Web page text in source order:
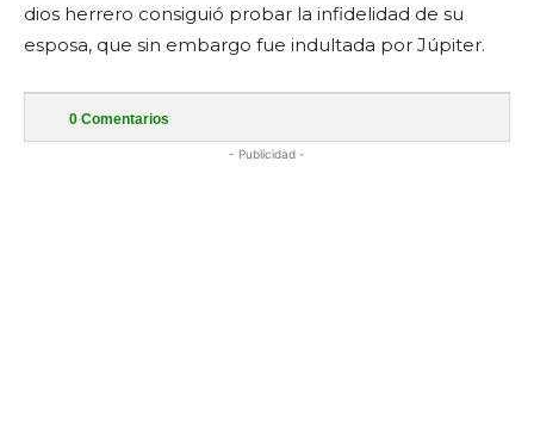
dios herrero consiguió probar la infidelidad de su
esposa, que sin embargo fue indultada por Júpiter.
0 Comentarios
- Publicidad -